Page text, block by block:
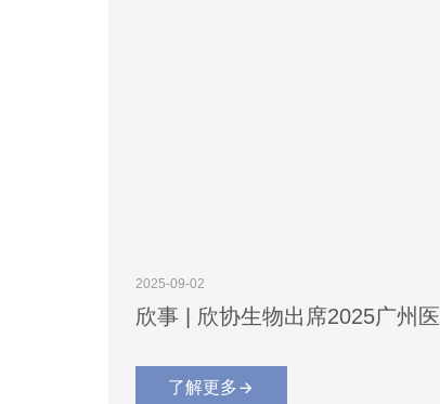
2025-09-02
欣事 | 欣协生物出席2025广州
了解更多